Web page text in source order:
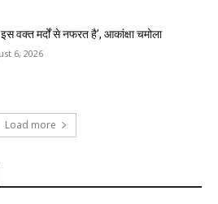
वक्त मर्दों से नफरत है’, आकांक्षा चमोला
6, 2026
Load more